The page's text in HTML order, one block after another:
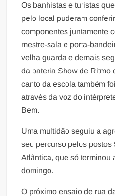
Os banhistas e turistas
pelo local puderam
componentes juntamente
mestre-sala e porta-
velha guarda e demais
da bateria Show de Ritmo
canto da escola também
através da voz do
Bem.
Uma multidão seguiu a
seu percurso pelos postos
Atlântica, que só terminou
domingo.
O próximo ensaio de rua